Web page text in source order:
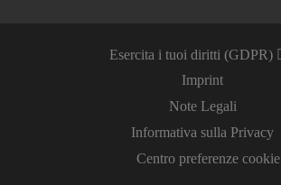
Esercita i tuoi diritti (GDPR)
Imprint
Note Legali
Informativa sulla Privacy
Centro preferenze cookie